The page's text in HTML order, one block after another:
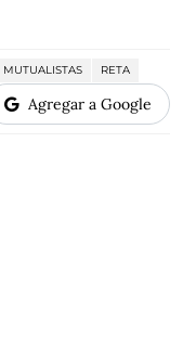
MUTUALISTAS RETA
Agregar a Google